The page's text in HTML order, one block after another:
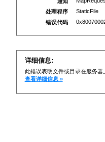
处理程序
StaticFile
错误代码
详细信息:
此错误表明文件或目录在服务器
查看详细信息 »